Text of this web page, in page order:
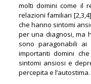
molti domini come il
relazioni familiari
che hanno sintomi
per una diagnosi, ma
sono paragonabili ai
importanti domini
sintomi ansiosi e
percepita e l’autostima.